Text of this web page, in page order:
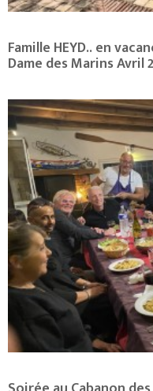
Famille HEYD.. en
Dame des Marins Avril